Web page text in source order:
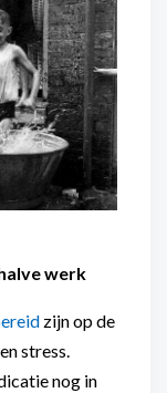
werk
zijn op de
stress.
nog in